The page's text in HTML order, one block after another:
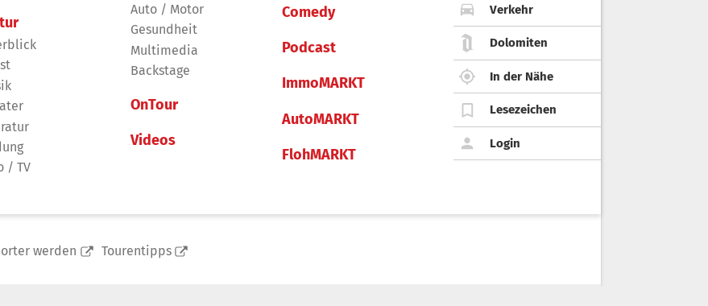
/ TV
Auto / Motor
Gesundheit
Multimedia
Backstage
OnTour
Videos
Comedy
Podcast
ImmoMARKT
AutoMARKT
FlohMARKT
Verkehr
Dolomiten
In der Nähe
Lesezeichen
Login
werden Tourentipps